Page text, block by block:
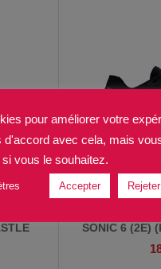
HOVR
UNDER
SONIC 6 (2E)
pour améliorer votre
avec cela, mais
si vous le souhaitez.
Accepter Rejeter